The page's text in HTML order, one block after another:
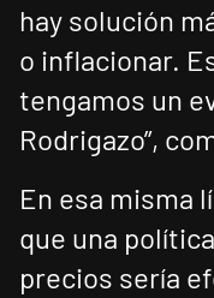
hay solución
o inflacionar.
tengamos un
Rodrigazo”,
En esa misma
que una
precios sería